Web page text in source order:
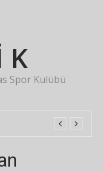
K
Spor Kulübü